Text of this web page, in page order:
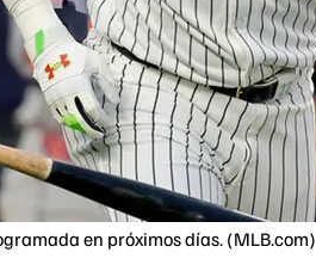
en próximos días. (MLB.com)